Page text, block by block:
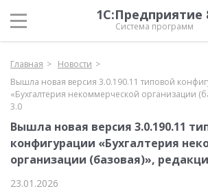
1С:Предприятие
Система программ
Главная
Новости
Вышла новая версия 3.0.190.11 типовой
«Бухгалтерия некоммерческой организации
3.0
Вышла новая версия 3.0.190.11
конфигурации «Бухгалтерия
организации (базовая)»,
23.01.2026